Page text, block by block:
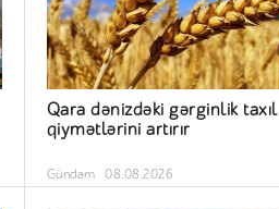
Qara dənizdəki gərginlik taxıl
qiymətlərini artırır
Gündəm 08.08.2026